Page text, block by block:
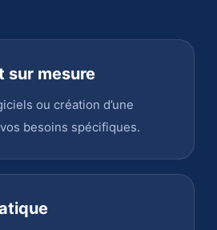
sur mesure
ou création d’une
besoins spécifiques.